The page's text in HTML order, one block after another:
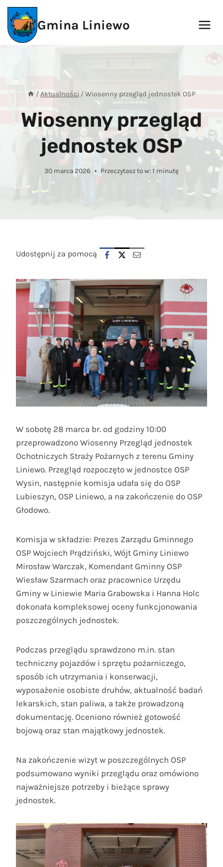
Przejdź
treści
Gmina Liniewo
/Aktualności /Wiosenny przegląd jednostek OSP
Wiosenny przegląd
jednostek OSP
30 marca 2026 Przeczytasz to w: 1 minutę
Udostępnij za pomocą
W sobotę 28 marca br. od godziny 10:00
przeprowadzono Wiosenny Przegląd jednostek
Ochotniczych Straży Pożarnych z terenu Gminy
Liniewo. Przegląd rozpoczęto w jednostce OSP
Wysin, następnie komisja udała się do OSP
Lubieszyn, OSP Liniewo, a na zakończenie do OSP
Głodowo.
Komisja w składzie: Prezes Zarządu Gminnego
OSP Wojciech Prądziński, Wójt Gminy Liniewo
Mirosław Warczak, Komendant Gminny OSP
Wiesław Szarmach oraz pracownice Urzędu
Gminy w Liniewie Maria Grabowska i Hanna Holc
dokonała kompleksowej oceny funkcjonowania
poszczególnych jednostek.
Podczas przeglądu sprawdzono m.in. stan
techniczny pojazdów i sprzętu pożarniczego,
sposób ich utrzymania i konserwacji,
wyposażenie osobiste druhów, aktualność badań
lekarskich, stan paliwa, a także prowadzoną
dokumentację. Oceniono również gotowość
bojową oraz stan majątkowy jednostek.
Na zakończenie wizyt w poszczególnych OSP
podsumowano wyniki przeglądu oraz omówiono
najważniejsze potrzeby i bieżące sprawy
jednostek.